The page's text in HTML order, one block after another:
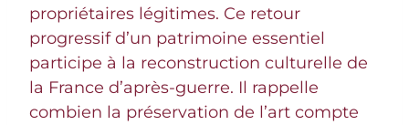
propriétaires légitimes. Ce retour
progressif d’un patrimoine essentiel
participe à la reconstruction culturelle de
la France d’après-guerre. Il rappelle
combien la préservation de l’art compte